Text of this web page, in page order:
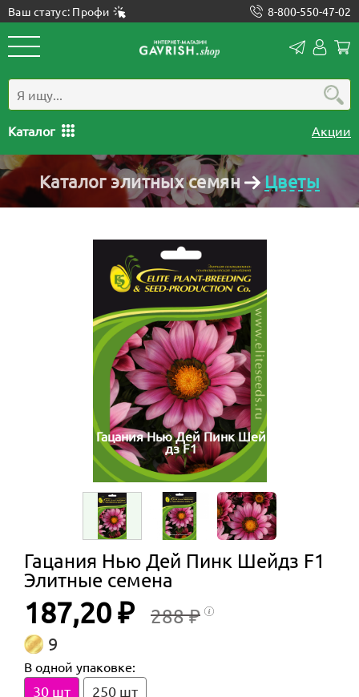
Ваш статус: Профи 8-800-550-47-02
Каталог Акции
Каталог элитных семян Цветы
Гацания Нью Дей Пинк Шей
дз F1
Гацания Нью Дей Пинк Шейдз F1
Элитные семена
187,20 ₽ 288 ₽
9
В одной упаковке:
30 шт 250 шт